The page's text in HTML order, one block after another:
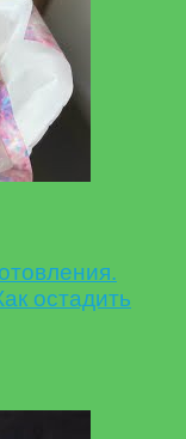
остадить